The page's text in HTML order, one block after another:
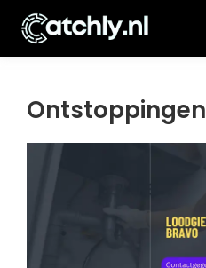
Ontstoppingen